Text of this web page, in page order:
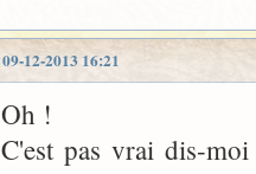
09-12-2013 16:21
Oh !
C'est pas vrai dis-